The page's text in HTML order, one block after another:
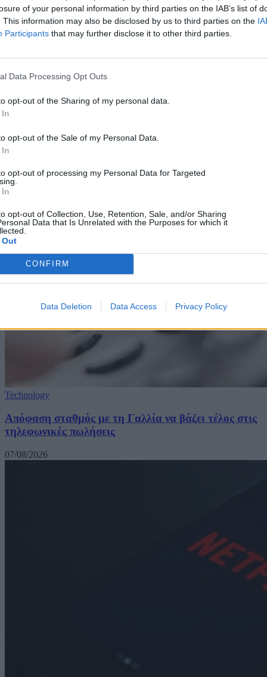
of your personal information by third parties on the IAB’s list of
This information may also be disclosed by us to third parties on the
Participants that may further disclose it to other third parties.
Data Processing Opt Outs
opt-out of the Sharing of my personal data.
opt-out of the Sale of my Personal Data.
opt-out of processing my Personal Data for Targeted
opt-out of Collection, Use, Retention, Sale, and/or Sharing
Data that Is Unrelated with the Purposes for which it
CONFIRM
Data Deletion Data Access Privacy Policy
κινητό μας
Technology
Απόφαση σταθμός με τη Γαλλία να βάζει τέλος στις
τηλεφωνικές πωλήσεις
07/08/2026